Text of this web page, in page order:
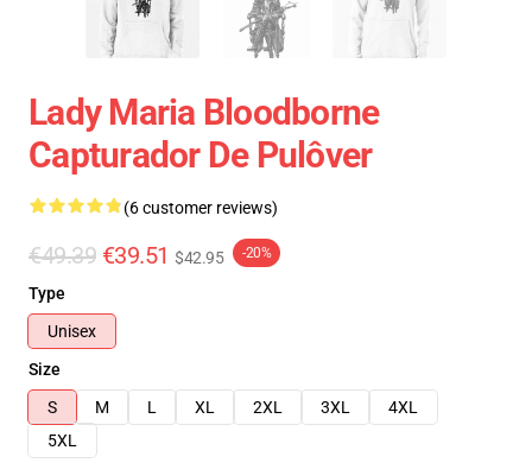
Lady Maria Bloodborne
Capturador De Pulôver
(6 customer reviews)
€49.39 €39.51 $42.95 -20%
Type
Unisex
Size
S
M L XL 2XL 3XL
4XL
5XL